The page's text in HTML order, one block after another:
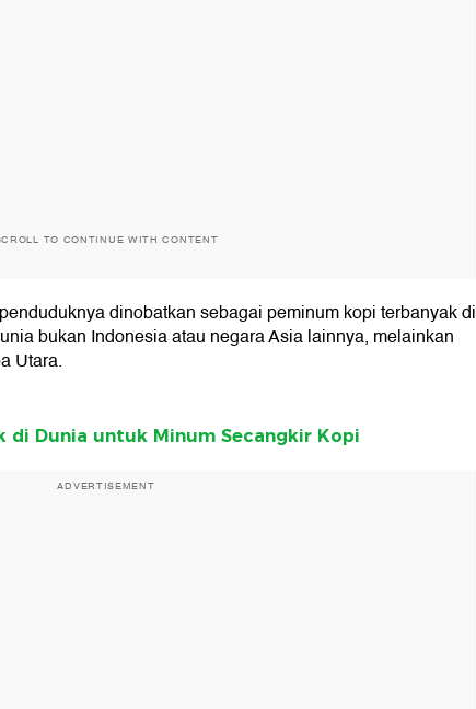
TO CONTINUE WITH CONTENT
dinobatkan sebagai peminum kopi terbanyak di
bukan Indonesia atau negara Asia lainnya, melainkan
Utara.
di Dunia untuk Minum Secangkir Kopi
ADVERTISEMENT